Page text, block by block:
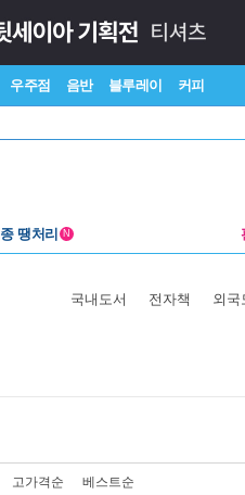
우주점 음반 블루레이 커피
땡처리 N
국내도서 전자책 외국
고가격순 베스트순